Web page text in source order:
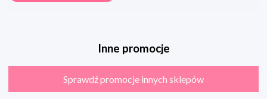
Inne promocje
Sprawdź promocje innych sklepów